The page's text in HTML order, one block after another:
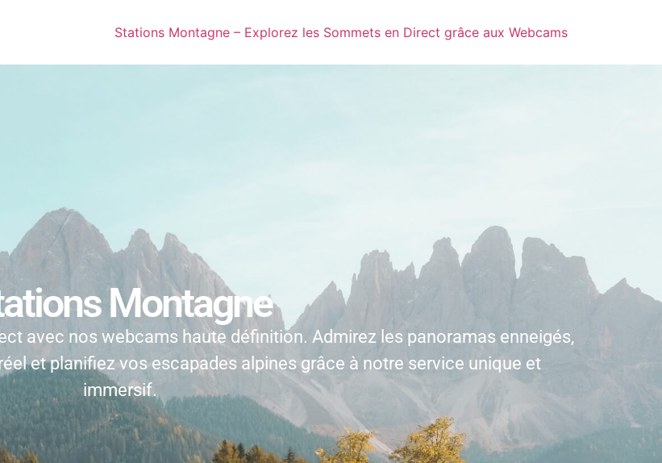
Stations Montagne – Explorez les Sommets en Direct grâce aux Webcams
Montagne
avec nos webcams haute définition. Admirez les panoramas enneigés,
et planifiez vos escapades alpines grâce à notre service unique et
immersif.